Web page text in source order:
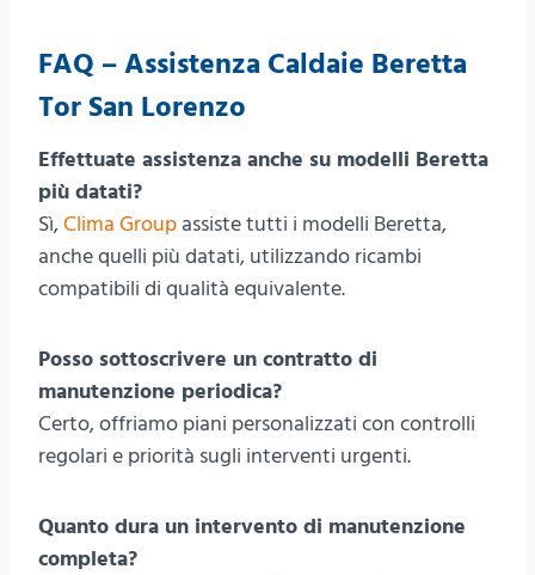
FAQ – Assistenza Caldaie Beretta
Tor San Lorenzo
Effettuate assistenza anche su modelli Beretta
più datati?
Sì,Clima Group assiste tutti i modelli Beretta,
anche quelli più datati, utilizzando ricambi
compatibili di qualità equivalente.
Posso sottoscrivere un contratto di
manutenzione periodica?
Certo, offriamo piani personalizzati con controlli
regolari e priorità sugli interventi urgenti.
Quanto dura un intervento di manutenzione
completa?